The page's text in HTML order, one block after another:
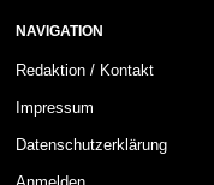
NAVIGATION
Redaktion / Kontakt
Impressum
Datenschutzerklärung